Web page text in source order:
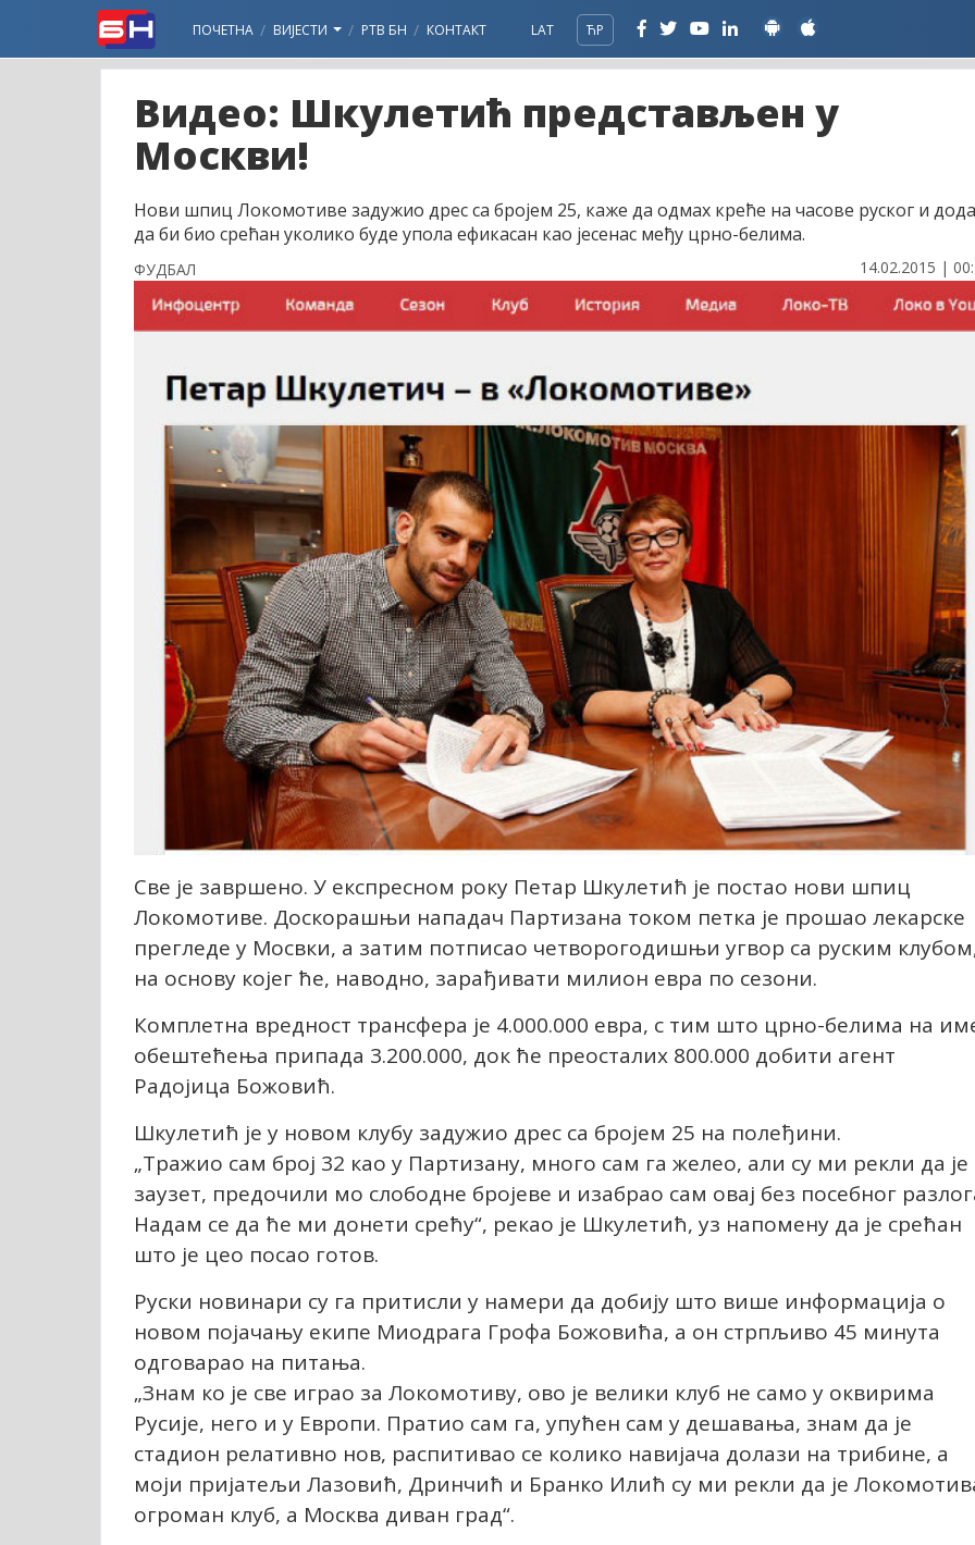
ПОЧЕТНА ВИЈЕСТИ РТВ БН КОНТАКТ LAT ЋР
Видео: Шкулетић представљен у
Москви!
Нови шпиц Локомотиве задужио дрес са бројем 25, каже да одмах креће на часове руског и
да би био срећан уколико буде упола ефикасан као јесенас међу црно-белима.
ФУДБАЛ 14.02.2015 |
Све је завршено. У експресном року Петар Шкулетић је постао нови шпиц
Локомотиве. Доскорашњи нападач Партизана током петка је прошао лекарске
прегледе у Мосвки, а затим потписао четворогодишњи угвор са руским
на основу којег ће, наводно, зарађивати милион евра по сезони.
Комплетна вредност трансфера је 4.000.000 евра, с тим што црно-белима на
обештећења припада 3.200.000, док ће преосталих 800.000 добити агент
Радојица Божовић.
Шкулетић је у новом клубу задужио дрес са бројем 25 на полеђини.
„Тражио сам број 32 као у Партизану, много сам га желео, али су ми рекли да је
заузет, предочили мо слободне бројеве и изабрао сам овај без посебног
Надам се да ће ми донети срећу“, рекао је Шкулетић, уз напомену да је срећан
што је цео посао готов.
Руски новинари су га притисли у намери да добију што више информација о
новом појачању екипе Миодрага Грофа Божовића, а он стрпљиво 45 минута
одговарао на питања.
„Знам ко је све играо за Локомотиву, ово је велики клуб не само у оквирима
Русије, него и у Европи. Пратио сам га, упућен сам у дешавања, знам да је
стадион релативно нов, распитивао се колико навијача долази на трибине, а
моји пријатељи Лазовић, Дринчић и Бранко Илић су ми рекли да је
огроман клуб, а Москва диван град“.